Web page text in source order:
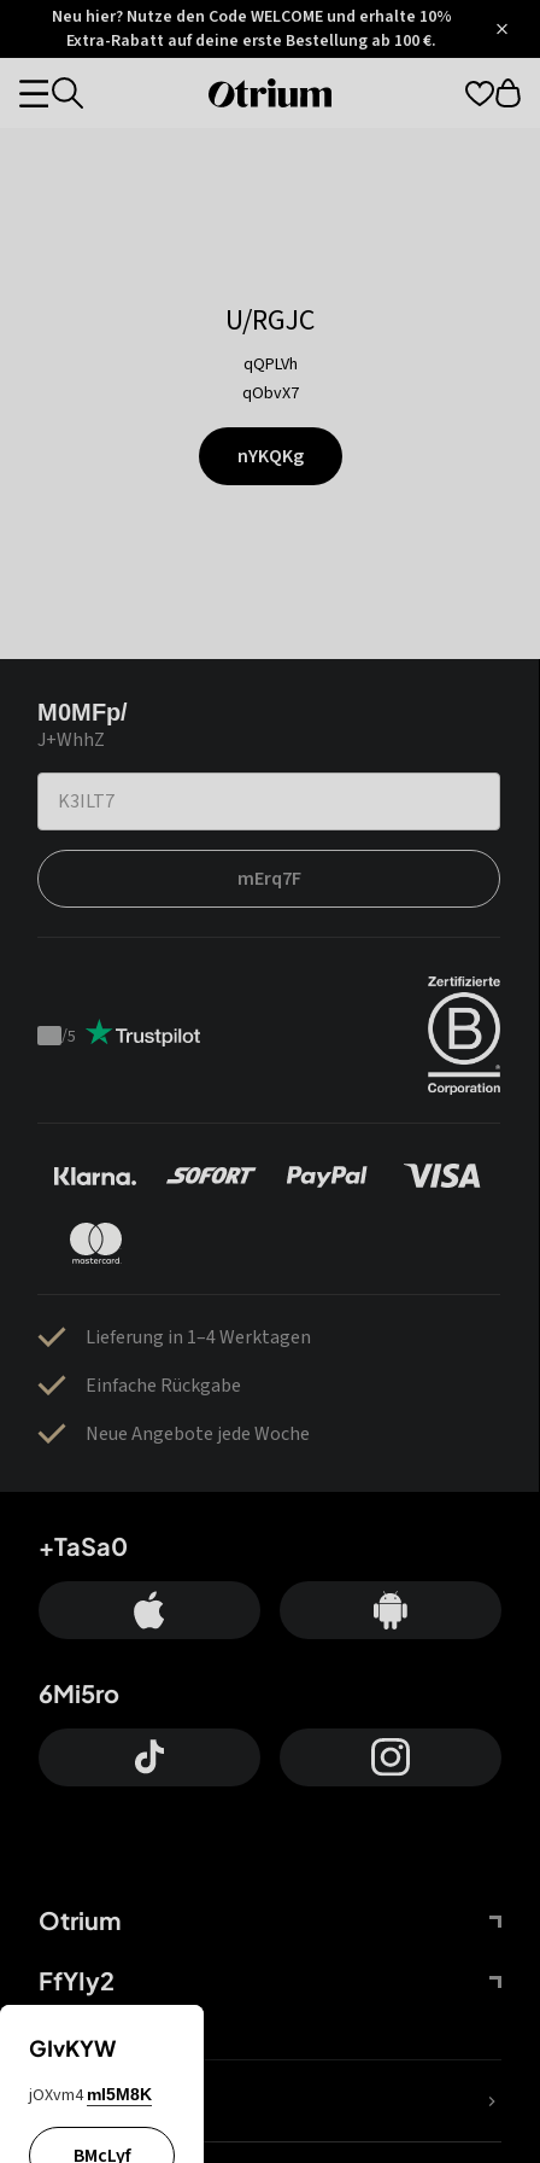
Otrium
Trustpilot
Neu hier? Nutze den Code WELCOME und erhalte 10%
Extra-Rabatt auf deine erste Bestellung ab 100 €.
Otrium
Categories
U/RGJC
qQPLVh
qObvX7
nYKQKg
M0MFp/
J+WhhZ
mErq7F
Trustpilot
/5
Lieferung in 1–4 Werktagen
Einfache Rückgabe
Neue Angebote jede Woche
Otrium
FfYIy2
+TaSa0
6Mi5ro
DDcvSo
GIvKYW
jOXvm4 mI5M8K
BMcLyf